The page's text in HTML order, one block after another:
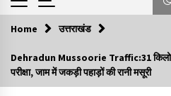
Trending Now
Minorities Rights
कार्यक्रम में शामिल हुए
Home उत्तराखंड
Dehradun Mussoorie Traffic:31
परीक्षा, जाम में जकड़ी पहाड़ों की रानी मसूरी